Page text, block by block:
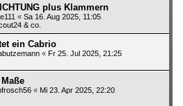
plus Klammern
« Sa 16. Aug 2025, 11:05
& co.
ein Cabrio
« Fr 25. Jul 2025, 21:25
« Mi 23. Apr 2025, 22:20